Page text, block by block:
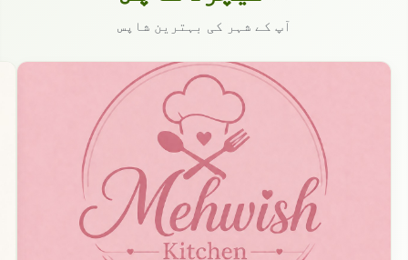
آپ کے شہر کی بہترین شاپس